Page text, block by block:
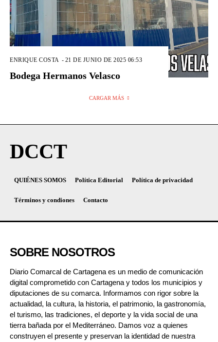
ENRIQUE COSTA - 21 DE JUNIO DE 2025 06:53
Bodega Hermanos Velasco
CARGAR MÁS
DCCT
QUIÉNES SOMOS Política Editorial Política de privacidad
Términos y condiones Contacto
SOBRE NOSOTROS
Diario Comarcal de Cartagena es un medio de comunicación
digital comprometido con Cartagena y todos los municipios y
diputaciones de su comarca. Informamos con rigor sobre la
actualidad, la cultura, la historia, el patrimonio, la gastronomía,
el turismo, las tradiciones, el deporte y la vida social de una
tierra bañada por el Mediterráneo. Damos voz a quienes
construyen el presente y preservan la identidad de nuestra